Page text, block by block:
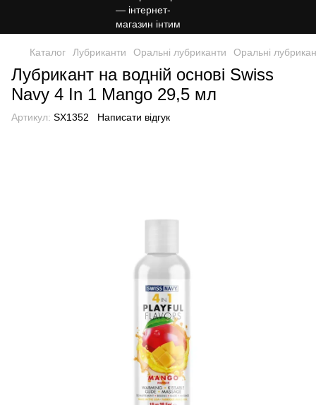
Каталог Лубриканти Оральні лубриканти Оральні
Лубрикант на водній основі Swiss
Navy 4 In 1 Mango 29,5 мл
Артикул: SX1352 Написати відгук